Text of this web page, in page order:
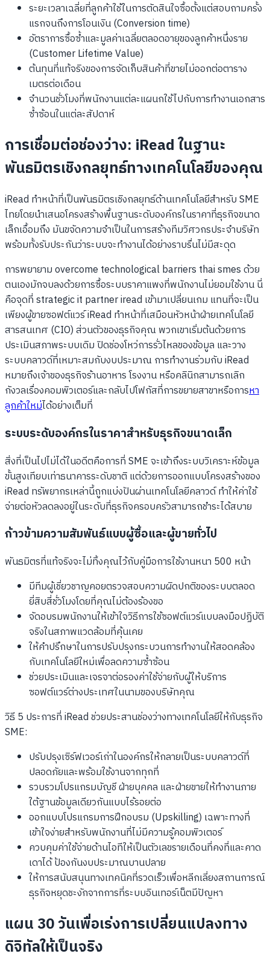
ระยะเวลาเฉลี่ยที่ลูกค้าใช้ในการตัดสินใจซื้อตั้งแต่สอบถามครั้ง
แรกจนถึงการโอนเงิน (Conversion time)
อัตราการซื้อซ้ำและมูลค่าเฉลี่ยตลอดอายุของลูกค้าหนึ่งราย
(Customer Lifetime Value)
ต้นทุนที่แท้จริงของการจัดเก็บสินค้าที่ขายไม่ออกต่อตาราง
เมตรต่อเดือน
จำนวนชั่วโมงที่พนักงานแต่ละแผนกใช้ไปกับการทำงานเอกสาร
ซ้ำซ้อนในแต่ละสัปดาห์
การเชื่อมต่อช่องว่าง: iRead ในฐานะ
พันธมิตรเชิงกลยุทธ์ทางเทคโนโลยีของคุณ
iRead ทำหน้าที่เป็นพันธมิตรเชิงกลยุทธ์ด้านเทคโนโลยีสำหรับ SME
ไทยโดยนำเสนอโครงสร้างพื้นฐานระดับองค์กรในราคาที่ธุรกิจขนาด
เล็กเอื้อมถึง มันขจัดความจำเป็นในการสร้างทีมวิศวกรประจำบริษัท
พร้อมทั้งรับประกันว่าระบบจะทำงานได้อย่างราบรื่นไม่มีสะดุด
การพยายาม overcome technological barriers thai smes ด้วย
ตนเองมักจบลงด้วยการซื้อระบบราคาแพงที่พนักงานไม่ยอมใช้งาน นี่
คือจุดที่ strategic it partner iread เข้ามาเปลี่ยนเกม แทนที่จะเป็น
เพียงผู้ขายซอฟต์แวร์ iRead ทำหน้าที่เสมือนหัวหน้าฝ่ายเทคโนโลยี
สารสนเทศ (CIO) ส่วนตัวของธุรกิจคุณ พวกเขาเริ่มต้นด้วยการ
ประเมินสภาพระบบเดิม ปิดช่องโหว่การรั่วไหลของข้อมูล และวาง
ระบบคลาวด์ที่เหมาะสมกับงบประมาณ การทำงานร่วมกับ iRead
หมายถึงเจ้าของธุรกิจร้านอาหาร โรงงาน หรือคลินิกสามารถเลิก
กังวลเรื่องคอมพิวเตอร์และกลับไปโฟกัสที่การขยายสาขาหรือการหา
ลูกค้าใหม่ได้อย่างเต็มที่
ระบบระดับองค์กรในราคาสำหรับธุรกิจขนาดเล็ก
สิ่งที่เป็นไปไม่ได้ในอดีตคือการที่ SME จะเข้าถึงระบบวิเคราะห์ข้อมูล
ขั้นสูงเทียบเท่าธนาคารระดับชาติ แต่ด้วยการออกแบบโครงสร้างของ
iRead ทรัพยากรเหล่านี้ถูกแบ่งปันผ่านเทคโนโลยีคลาวด์ ทำให้ค่าใช้
จ่ายต่อหัวลดลงอยู่ในระดับที่ธุรกิจครอบครัวสามารถชำระได้สบาย
ก้าวข้ามความสัมพันธ์แบบผู้ซื้อและผู้ขายทั่วไป
พันธมิตรที่แท้จริงจะไม่ทิ้งคุณไว้กับคู่มือการใช้งานหนา 500 หน้า
มีทีมผู้เชี่ยวชาญคอยตรวจสอบความผิดปกติของระบบตลอด
ยี่สิบสี่ชั่วโมงโดยที่คุณไม่ต้องร้องขอ
จัดอบรมพนักงานให้เข้าใจวิธีการใช้ซอฟต์แวร์แบบลงมือปฏิบัติ
จริงในสภาพแวดล้อมที่คุ้นเคย
ให้คำปรึกษาในการปรับปรุงกระบวนการทำงานให้สอดคล้อง
กับเทคโนโลยีใหม่เพื่อลดความซ้ำซ้อน
ช่วยประเมินและเจรจาต่อรองค่าใช้จ่ายกับผู้ให้บริการ
ซอฟต์แวร์ต่างประเทศในนามของบริษัทคุณ
วิธี 5 ประการที่ iRead ช่วยประสานช่องว่างทางเทคโนโลยีให้กับธุรกิจ
SME:
ปรับปรุงเซิร์ฟเวอร์เก่าในองค์กรให้กลายเป็นระบบคลาวด์ที่
ปลอดภัยและพร้อมใช้งานจากทุกที่
รวบรวมโปรแกรมบัญชี ฝ่ายบุคคล และฝ่ายขายให้ทำงานภาย
ใต้ฐานข้อมูลเดียวกันแบบไร้รอยต่อ
ออกแบบโปรแกรมการฝึกอบรม (Upskilling) เฉพาะทางที่
เข้าใจง่ายสำหรับพนักงานที่ไม่มีความรู้คอมพิวเตอร์
ควบคุมค่าใช้จ่ายด้านไอทีให้เป็นตัวเลขรายเดือนที่คงที่และคาด
เดาได้ ป้องกันงบประมาณบานปลาย
ให้การสนับสนุนทางเทคนิคที่รวดเร็วเพื่อหลีกเลี่ยงสถานการณ์
ธุรกิจหยุดชะงักจากการที่ระบบอินเทอร์เน็ตมีปัญหา
แผน 30 วันเพื่อเร่งการเปลี่ยนแปลงทาง
ดิจิทัลให้เป็นจริง